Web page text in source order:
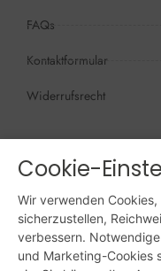
FAQs
Kontaktformular
Widerrufsrecht
Wir sind persönlich, für
Mo - Do: 09:00 -
Fr: 09:00 - 15:00 Uhr
Sa + So: geschlossen
Cookie-
Wir verwenden
sicherzustellen,
verbessern.
und Marketing-Cookies